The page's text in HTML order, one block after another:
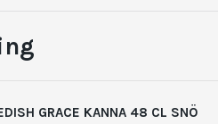
GRACE KANNA 48 CL SNÖ